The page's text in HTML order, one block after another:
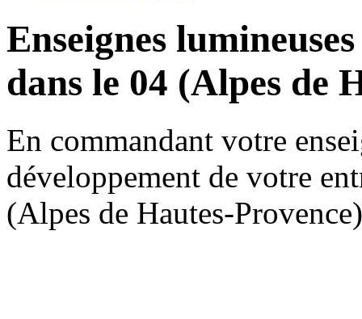
Enseignes
dans le 04 (Alpes de
En commandant votre
développement de votre
(Alpes de Hautes-